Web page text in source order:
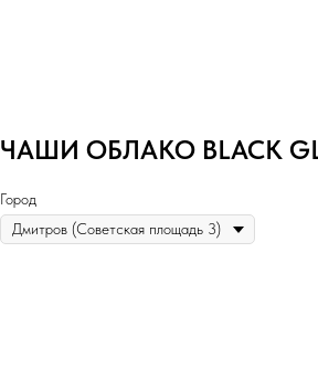
ЧАШИ ОБЛАКО BLACK
Город